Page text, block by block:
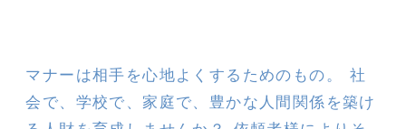
マナーは相手を心地よくするためのもの。 社
会で、学校で、家庭で、豊かな人間関係を築け